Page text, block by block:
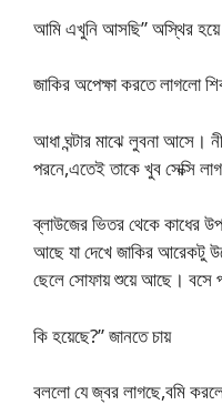
আমি এখুনি আসছি” অস্থির
জাকির অপেক্ষা করতে লাগলো
আধা ঘন্টার মাঝে লুবনা আসে।
পরনে,এতেই তাকে খুব সেক্সি
ব্লাউজের ভিতর থেকে কাধের
আছে যা দেখে জাকির আরেকটু
ছেলে সোফায় শুয়ে আছে। বসে
কি হয়েছে?” জানতে চায়
বললো যে জ্বর লাগছে,বমি